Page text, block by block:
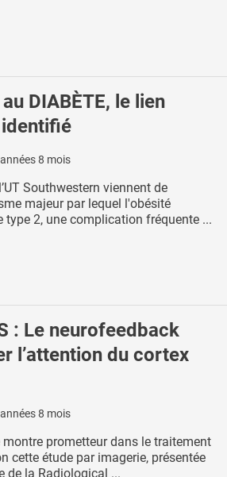
au DIABÈTE, le lien
8 mois
Southwestern viennent de
majeur par lequel l'obésité
type 2, une complication fréquente ...
: Le neurofeedback
l’attention du cortex
8 mois
montre prometteur dans le traitement
cette étude par imagerie, présentée
de la Radiological ...